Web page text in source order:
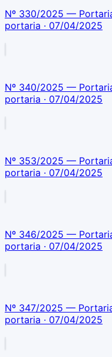
Nº 330/2025 —
portaria · 07/04/2025
Nº 340/2025 —
portaria · 07/04/2025
Nº 353/2025 —
portaria · 07/04/2025
Nº 346/2025 —
portaria · 07/04/2025
Nº 347/2025 —
portaria · 07/04/2025